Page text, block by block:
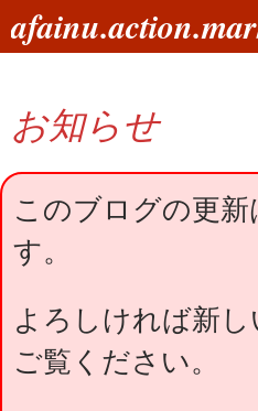
ン
へ
ス
キ
プ
索
お知らせ
このブログの更新
す。
よろしければ新
ご覧ください。